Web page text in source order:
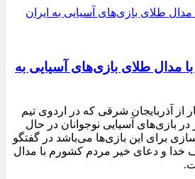
مدال طلای بازی‌های آسیایی به
از آذربایجان شرقی که در اردوی تیم
بازی‌های آسیایی نوجوانان در حال
برای این بازی‌ها می‌باشد در گفتگو
خدا و دعای خیر مردم کشورم با مدال